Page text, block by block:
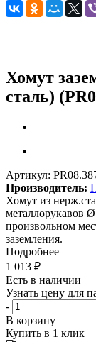
Хомут
сталь)
Артикул:
Производитель:
Хомут из
металлорукавов
произвольном
заземления.
Подробнее
1 013 ₽
Есть в наличии
Узнать цену для
-
В корзину
Купить в 1 клик